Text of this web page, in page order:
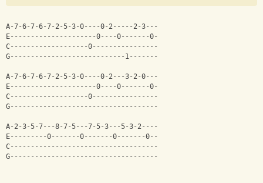
A-7-6-7-6-7-2-5-3-0----0-2-----2-3---
E---------------------0----0-------0-
C-------------------0----------------
G----------------------------1-------
A-7-6-7-6-7-2-5-3-0----0-2---3-2-0---
E---------------------0----0-------0-
C-------------------0----------------
G------------------------------------
A-2-3-5-7---8-7-5---7-5-3---5-3-2----
E---------0-------0-------0-------0--
C------------------------------------
G------------------------------------